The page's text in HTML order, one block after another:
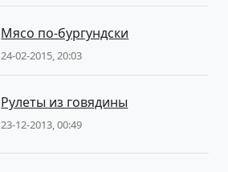
Мясо по-бургундски
24-02-2015, 20:03
Рулеты из говядины
23-12-2013, 00:49